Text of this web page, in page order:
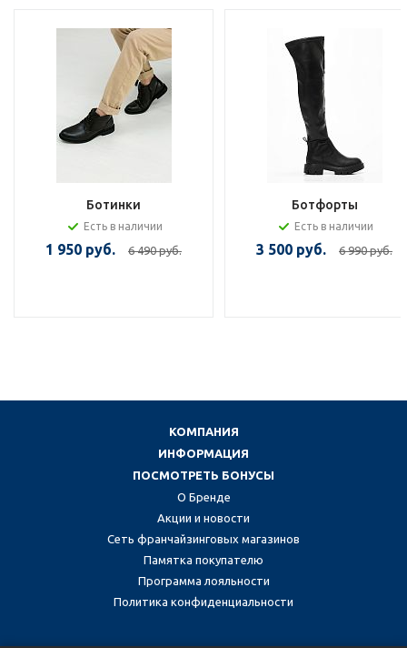
Ботинки
Есть в наличии
1 950 руб. 6 490 руб.
Ботфорты
Есть в наличии
3 500 руб. 6 990 руб.
КОМПАНИЯ
ИНФОРМАЦИЯ
ПОСМОТРЕТЬ БОНУСЫ
О Бренде
Акции и новости
Сеть франчайзинговых магазинов
Памятка покупателю
Программа лояльности
Политика конфиденциальности